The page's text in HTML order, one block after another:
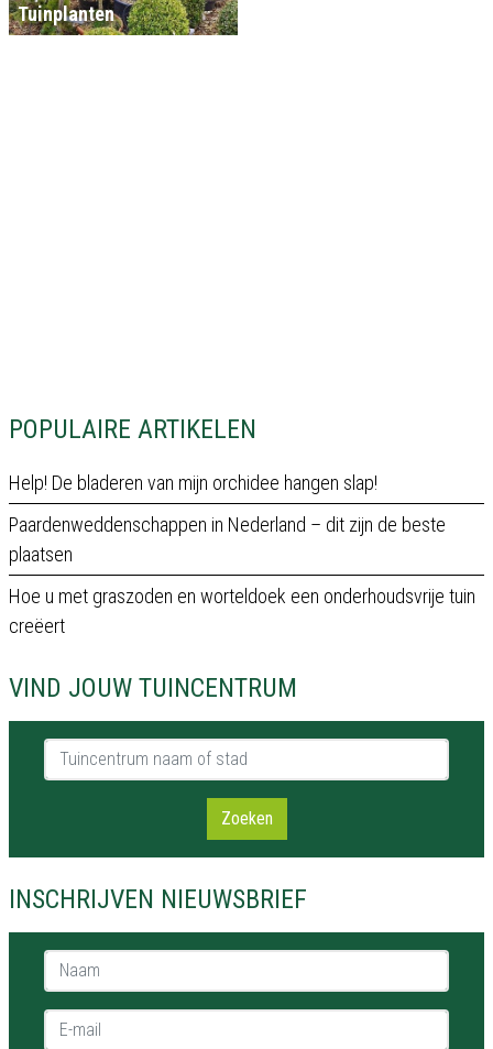
POPULAIRE ARTIKELEN
Help! De bladeren van mijn orchidee hangen slap!
Paardenweddenschappen in Nederland – dit zijn de beste
plaatsen
Hoe u met graszoden en worteldoek een onderhoudsvrije tuin
creëert
VIND JOUW TUINCENTRUM
Tuincentrum naam of stad
Zoeken
INSCHRIJVEN NIEUWSBRIEF
Naam *
E-mail *
Tuinplanten